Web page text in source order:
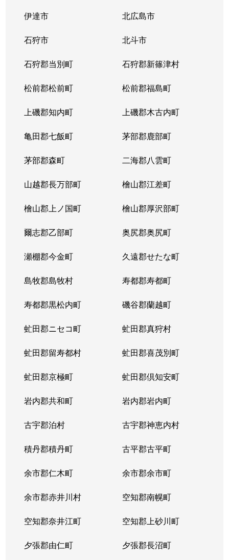
伊達市 北広島市
石狩市 北斗市
石狩郡当別町 石狩郡新篠津村
松前郡松前町 松前郡福島町
上磯郡知内町 上磯郡木古内町
亀田郡七飯町 茅部郡鹿部町
茅部郡森町 二海郡八雲町
山越郡長万部町 檜山郡江差町
檜山郡上ノ国町 檜山郡厚沢部町
爾志郡乙部町 奥尻郡奥尻町
瀬棚郡今金町 久遠郡せたな町
島牧郡島牧村 寿都郡寿都町
寿都郡黒松内町 磯谷郡蘭越町
虻田郡ニセコ町 虻田郡真狩村
虻田郡留寿都村 虻田郡喜茂別町
虻田郡京極町 虻田郡倶知安町
岩内郡共和町 岩内郡岩内町
古宇郡泊村 古宇郡神恵内村
積丹郡積丹町 古平郡古平町
余市郡仁木町 余市郡余市町
余市郡赤井川村 空知郡南幌町
空知郡奈井江町 空知郡上砂川町
夕張郡由仁町 夕張郡長沼町